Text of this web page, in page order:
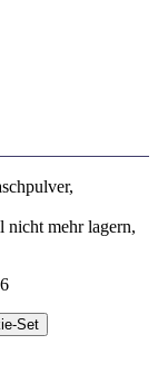
nicht mehr lagern,
Set